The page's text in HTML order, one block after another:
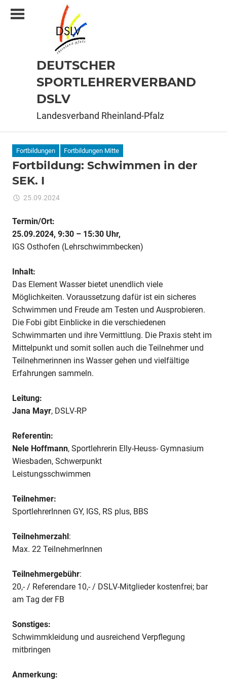
Inhalt
DEUTSCHER
SPORTLEHRERVERBAND
DSLV
Landesverband Rheinland-Pfalz
Fortbildungen Fortbildungen Mitte
Fortbildung: Schwimmen in der
SEK. I
25.09.2024
Termin/Ort:
25.09.2024, 9:30 – 15:30 Uhr,
IGS Osthofen (Lehrschwimmbecken)
Inhalt:
Das Element Wasser bietet unendlich viele
Möglichkeiten. Voraussetzung dafür ist ein sicheres
Schwimmen und Freude am Testen und Ausprobieren.
Die Fobi gibt Einblicke in die verschiedenen
Schwimmarten und ihre Vermittlung. Die Praxis steht im
Mittelpunkt und somit sollen auch die Teilnehmer und
Teilnehmerinnen ins Wasser gehen und vielfältige
Erfahrungen sammeln.
Leitung:
Jana Mayr, DSLV-RP
Referentin:
Nele Hoffmann, Sportlehrerin Elly-Heuss- Gymnasium
Wiesbaden, Schwerpunkt
Leistungsschwimmen
Teilnehmer:
SportlehrerInnen GY, IGS, RS plus, BBS
Teilnehmerzahl :
Max. 22 TeilnehmerInnen
Teilnehmergebühr:
20,- / Referendare 10,- / DSLV-Mitglieder kostenfrei; bar
am Tag der FB
Sonstiges:
Schwimmkleidung und ausreichend Verpflegung
mitbringen
Anmerkung: